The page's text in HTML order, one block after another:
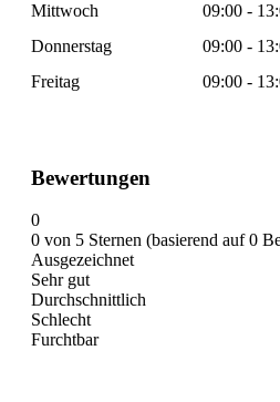
Mittwoch
09:00 -
Donnerstag
09:00 -
Freitag
09:00 -
Bewertungen
0
0 von 5 Sternen (basierend auf 0
Ausgezeichnet
Sehr gut
Durchschnittlich
Schlecht
Furchtbar